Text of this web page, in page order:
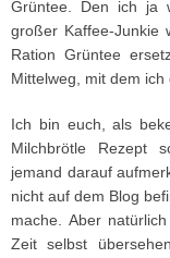
Grüntee. Den ich ja
großer Kaffee-Junkie
Ration Grüntee
Mittelweg, mit dem ich
Ich bin euch, als
Milchbrötle Rezept
jemand darauf
nicht auf dem Blog
mache. Aber
Zeit selbst